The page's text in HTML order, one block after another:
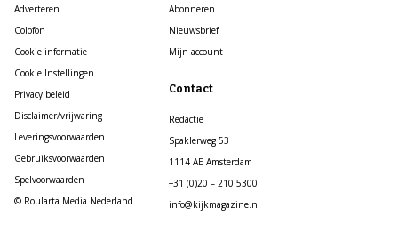
Adverteren
Colofon
Cookie informatie
Cookie Instellingen
Privacy beleid
Disclaimer/vrijwaring
Leveringsvoorwaarden
Gebruiksvoorwaarden
Spelvoorwaarden
© Roularta Media Nederland
Abonneren
Nieuwsbrief
Mijn account
Contact
Redactie
Spaklerweg 53
1114 AE Amsterdam
+31 (0)20 – 210 5300
info@kijkmagazine.nl